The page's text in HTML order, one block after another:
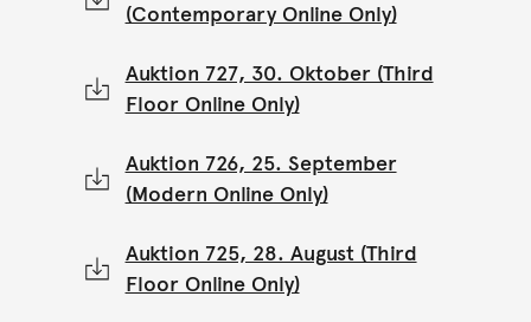
(Contemporary Online Only)
Auktion 727, 30. Oktober (Third
Floor Online Only)
Auktion 726, 25. September
(Modern Online Only)
Auktion 725, 28. August (Third
Floor Online Only)